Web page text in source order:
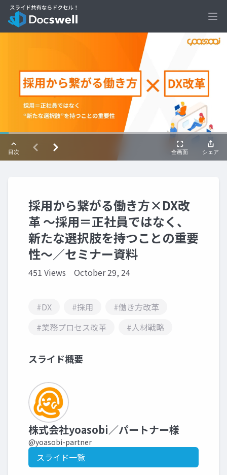
採用から繋がる働き方×DX改
革 〜採用＝正社員ではなく、
新たな選択肢を持つことの重要
性～／セミナー資料
451 Views October 29, 24
#DX #採用
#働き方改革
#業務プロセス改革
#人材戦略
スライド概要
株式会社yoasobi／パートナー様
@yoasobi-partner
スライド一覧